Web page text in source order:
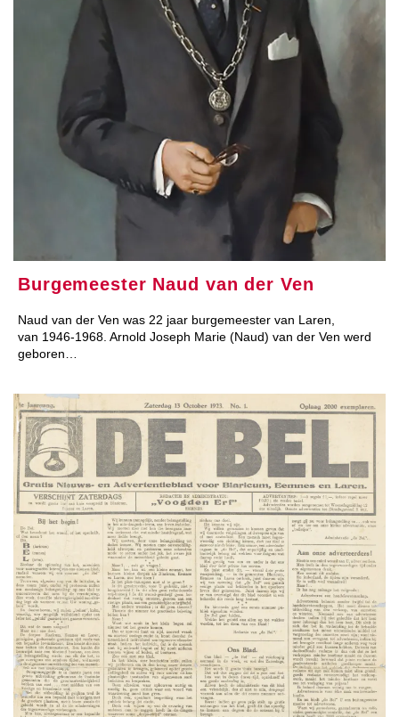
Burgemeester Naud van der Ven
Naud van der Ven was 22 jaar burgemeester van Laren,
van 1946-1968. Arnold Joseph Marie (Naud) van der Ven werd
geboren…